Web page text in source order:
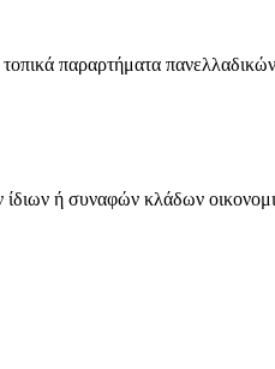
παραρτήματα
ή συναφών κλάδων